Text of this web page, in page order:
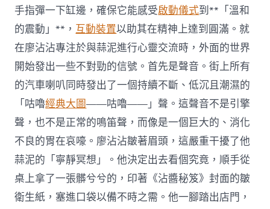
手指彈一下缸邊，確保它能感受啟動儀式到**「溫和
的震動」**，互動裝置以助其在精神上達到圓滿。就
在廖沾沾專注於與蒜泥進行心靈交流時，外面的世界
開始發出一些不對勁的信號。首先是聲音。街上所有
的汽車喇叭同時發出了一個持續不斷、低沉且潮濕的
「咕嚕經典大圖——咕嚕——」聲。這聲音不是引擎
聲，也不是正常的鳴笛聲，而像是一個巨大的、消化
不良的胃在哀嚎。廖沾沾皺著眉頭，這嚴重干擾了他
蒜泥的「寧靜冥想」。他決定出去看個究竟，順手從
桌上拿了一張髒兮兮的，印著《沾醬秘笈》封面的皺
衛生紙，塞進口袋以備不時之需。他一腳踏出店門，